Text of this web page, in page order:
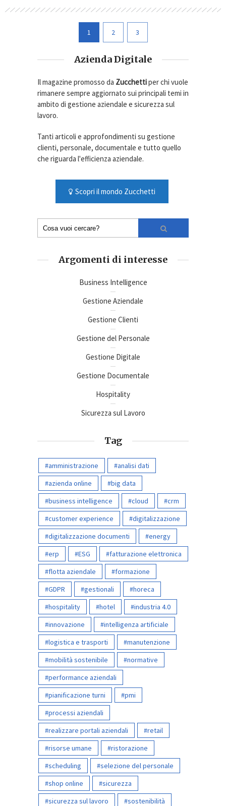
1 2 3
Azienda Digitale
Il magazine promosso da Zucchettiper chi vuole
rimanere sempre aggiornato sui principali temi in
ambito di gestione aziendale e sicurezza sul
lavoro.
Tanti articoli e approfondimenti su gestione
clienti, personale, documentale e tutto quello
che riguarda l'efficienza aziendale.
Scopri il mondo Zucchetti
Argomenti di interesse
Business Intelligence
Gestione Aziendale
Gestione Clienti
Gestione del Personale
Gestione Digitale
Gestione Documentale
Hospitality
Sicurezza sul Lavoro
Tag
amministrazione
analisi dati
azienda online
big data
business intelligence
cloud
crm
customer experience
digitalizzazione
digitalizzazione documenti
energy
erp
ESG
fatturazione elettronica
flotta aziendale
formazione
GDPR
gestionali
horeca
hospitality
hotel
industria 4.0
innovazione
intelligenza artificiale
logistica e trasporti
manutenzione
mobilità sostenibile
normative
performance aziendali
pianificazione turni
pmi
processi aziendali
realizzare portali aziendali
retail
risorse umane
ristorazione
scheduling
selezione del personale
shop online
sicurezza
sicurezza sul lavoro
sostenibilità